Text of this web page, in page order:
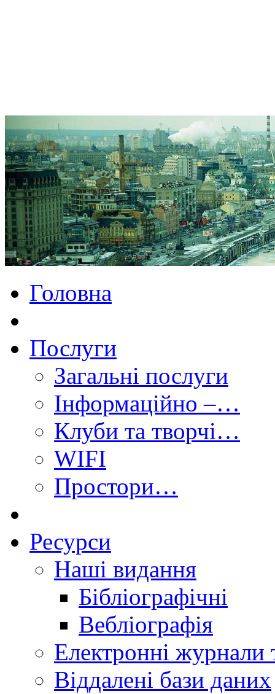
Головна
Послуги
Загальні послуги
Інформаційно –…
Клуби та творчі…
WIFI
Простори…
Ресурси
Наші видання
Бібліографічні
Вебліографія
Електронні
Віддалені бази даних